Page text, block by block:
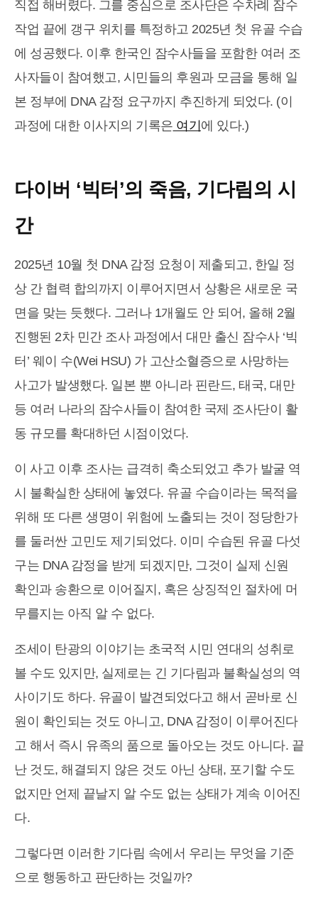
직접 해버렸다. 그를 중심으로 조사단은 수차례 잠수
작업 끝에 갱구 위치를 특정하고 2025년 첫 유골 수습
에 성공했다. 이후 한국인 잠수사들을 포함한 여러 조
사자들이 참여했고, 시민들의 후원과 모금을 통해 일
본 정부에 DNA 감정 요구까지 추진하게 되었다. (이
과정에 대한 이사지의 기록은 여기 에 있다.)
다이버 ‘빅터’의 죽음, 기다림의 시
간
2025년 10월 첫 DNA 감정 요청이 제출되고, 한일 정
상 간 협력 합의까지 이루어지면서 상황은 새로운 국
면을 맞는 듯했다. 그러나 1개월도 안 되어, 올해 2월
진행된 2차 민간 조사 과정에서 대만 출신 잠수사 ‘빅
터’ 웨이 수(Wei HSU) 가 고산소혈증으로 사망하는
사고가 발생했다. 일본 뿐 아니라 핀란드, 태국, 대만
등 여러 나라의 잠수사들이 참여한 국제 조사단이 활
동 규모를 확대하던 시점이었다.
이 사고 이후 조사는 급격히 축소되었고 추가 발굴 역
시 불확실한 상태에 놓였다. 유골 수습이라는 목적을
위해 또 다른 생명이 위험에 노출되는 것이 정당한가
를 둘러싼 고민도 제기되었다. 이미 수습된 유골 다섯
구는 DNA 감정을 받게 되겠지만, 그것이 실제 신원
확인과 송환으로 이어질지, 혹은 상징적인 절차에 머
무를지는 아직 알 수 없다.
조세이 탄광의 이야기는 초국적 시민 연대의 성취로
볼 수도 있지만, 실제로는 긴 기다림과 불확실성의 역
사이기도 하다. 유골이 발견되었다고 해서 곧바로 신
원이 확인되는 것도 아니고, DNA 감정이 이루어진다
고 해서 즉시 유족의 품으로 돌아오는 것도 아니다. 끝
난 것도, 해결되지 않은 것도 아닌 상태, 포기할 수도
없지만 언제 끝날지 알 수도 없는 상태가 계속 이어진
다.
그렇다면 이러한 기다림 속에서 우리는 무엇을 기준
으로 행동하고 판단하는 것일까?